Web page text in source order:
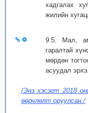
хадгалах
жилийн
9.5. Мал,
гаралтай
мөрдөн
асуудал
/Энэ хэсэгт 2018
өөрчлөлт оруулсан./